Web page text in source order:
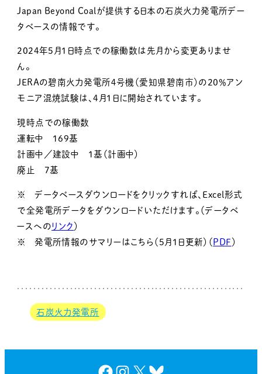
Japan Beyond Coalが提供する日本の石炭火力発電所デー
タベースの情報です。
2024年5月1日時点での稼働数は先月から変更ありませ
ん。
JERAの碧南火力発電所４号機（愛知県碧南市）の20％アン
モニア混焼試験は、4月1日に開始されています。
現時点での稼働数
運転中 169基
計画中／建設中 1基（計画中）
廃止 7基
※ データベースダウンロードをクリックすれば、Excel形式
で全発電所データをダウンロードいただけます。（データベ
ースへの リンク ）
※ 発電所情報のサマリーはこちら（5月1日更新）（ PDF ）
石炭火力発電所